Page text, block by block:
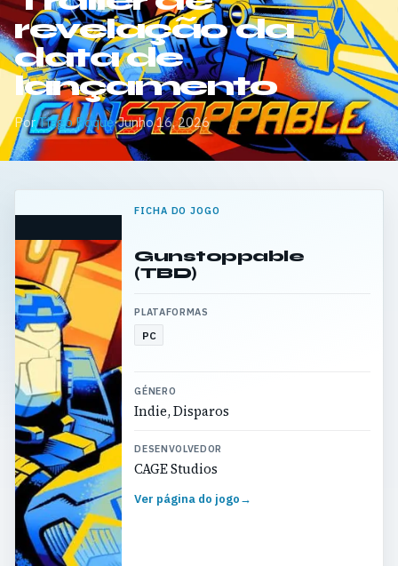
revelação da
data de
lançamento
PorTiago Roque·Junho 16, 2026
FICHA DO JOGO
Gunstoppable
(TBD)
PLATAFORMAS
PC
GÉNERO
Indie, Disparos
DESENVOLVEDOR
CAGE Studios
Ver página do jogo→